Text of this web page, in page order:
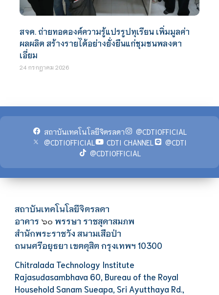
สจด. ถ่ายทอดองค์ความรู้แปรรูปทุเรียน เพิ่มมูลค่า
ผลผลิต สร้างรายได้อย่างยั่งยืนแก่ชุมชนพลงตา
เอี่ยม
24 กรกฎาคม 2026
สถาบันเทคโนโลยีจิตรลดา
@CDTIOFFICIAL
@CDTIOFFICIAL
CDTI CHANNEL
@CDTI
@CDTIOFFICIAL
สถาบันเทคโนโลยีจิตรลดา
อาคาร ๖๐ พรรษา ราชสุดาสมภพ
สำนักพระราชวัง สนามเสือป่า
ถนนศรีอยุธยา เขตดุสิต กรุงเทพฯ 10300
Chitralada Technology Institute
Rajasudasambhava 60, Bureau of the Royal
Household Sanam Sueapa, Sri Ayutthaya Rd.,